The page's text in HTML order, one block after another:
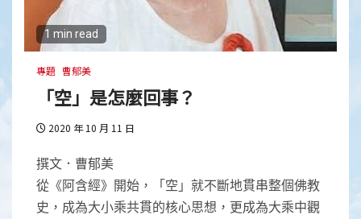
1 min read
專題 曹郁美
「空」是怎麼回事？
2020 年 10 月 11 日
撰文．曹郁美
從《阿含經》開始，「空」就不斷地貫串整個佛教
史，成為大小乘共貫的核心思想，更成為大乘中觀